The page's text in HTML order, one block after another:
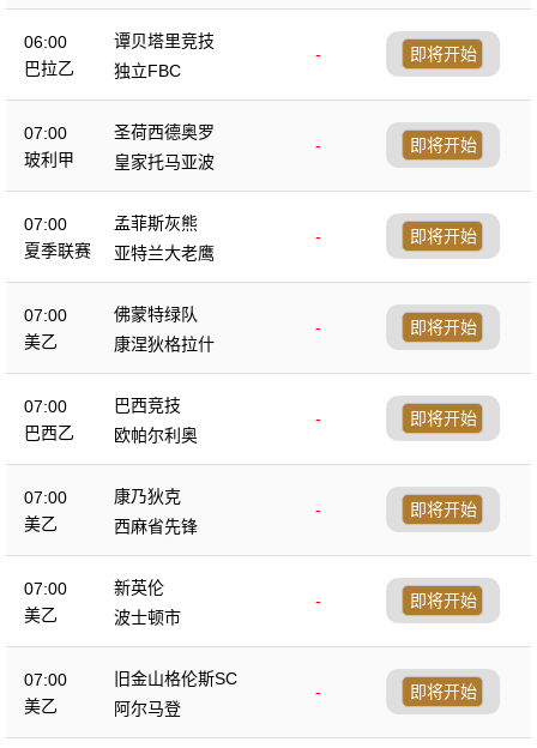
06:00
巴拉乙
谭贝塔里竞技
-
独立FBC
即将开始
07:00
玻利甲
圣荷西德奥罗
-
皇家托马亚波
即将开始
07:00
夏季联赛
孟菲斯灰熊
-
亚特兰大老鹰
即将开始
07:00
美乙
佛蒙特绿队
-
康涅狄格拉什
即将开始
07:00
巴西乙
巴西竞技
-
欧帕尔利奥
即将开始
07:00
美乙
康乃狄克
-
西麻省先锋
即将开始
07:00
美乙
新英伦
-
波士顿市
即将开始
07:00
美乙
旧金山格伦斯SC
-
阿尔马登
即将开始